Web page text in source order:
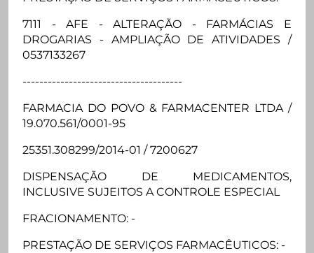
7111 - AFE - ALTERAÇÃO - FARMÁCIAS E
DROGARIAS - AMPLIAÇÃO DE ATIVIDADES /
0537133267
--------------------------------------
FARMACIA DO POVO & FARMACENTER LTDA /
19.070.561/0001-95
25351.308299/2014-01 / 7200627
DISPENSAÇÃO DE MEDICAMENTOS,
INCLUSIVE SUJEITOS A CONTROLE ESPECIAL
FRACIONAMENTO: -
PRESTAÇÃO DE SERVIÇOS FARMACÊUTICOS: -